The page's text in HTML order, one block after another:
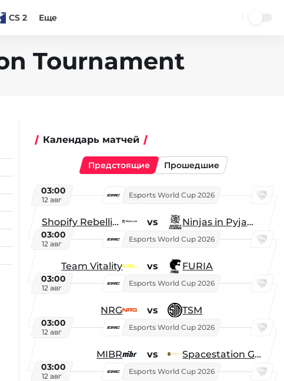
CS 2 Еще
Tournament
Календарь матчей
Предстоящие Прошедшие
03:00
12 авг
Esports World Cup 2026
Shopify Rebellion vs Ninjas in Pyjamas
03:00
12 авг
Esports World Cup 2026
Team Vitality vs FURIA
03:00
12 авг
Esports World Cup 2026
NRG vs TSM
03:00
12 авг
Esports World Cup 2026
MIBR vs Spacestation Gaming
03:00
12 авг
Esports World Cup 2026